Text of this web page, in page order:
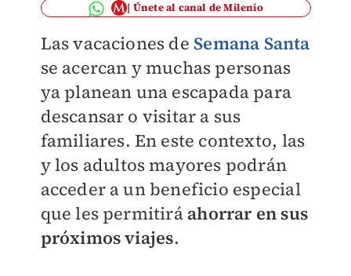
Únete al canal de Milenio
Las vacaciones de Semana Santa
se acercan y muchas personas
ya planean una escapada para
descansar o visitar a sus
familiares. En este contexto, las
y los adultos mayores podrán
acceder a un beneficio especial
que les permitirá ahorrar en sus
próximos viajes.